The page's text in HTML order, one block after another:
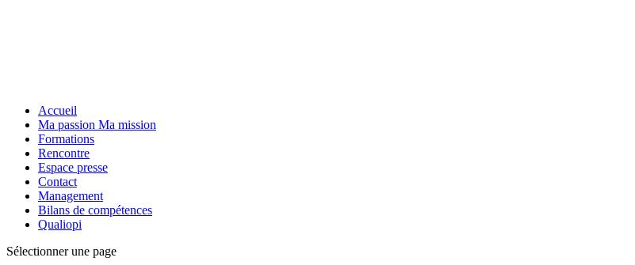
Accueil
Ma passion Ma mission
Formations
Rencontre
Espace presse
Contact
Management
Bilans de compétences
Qualiopi
Sélectionner une page